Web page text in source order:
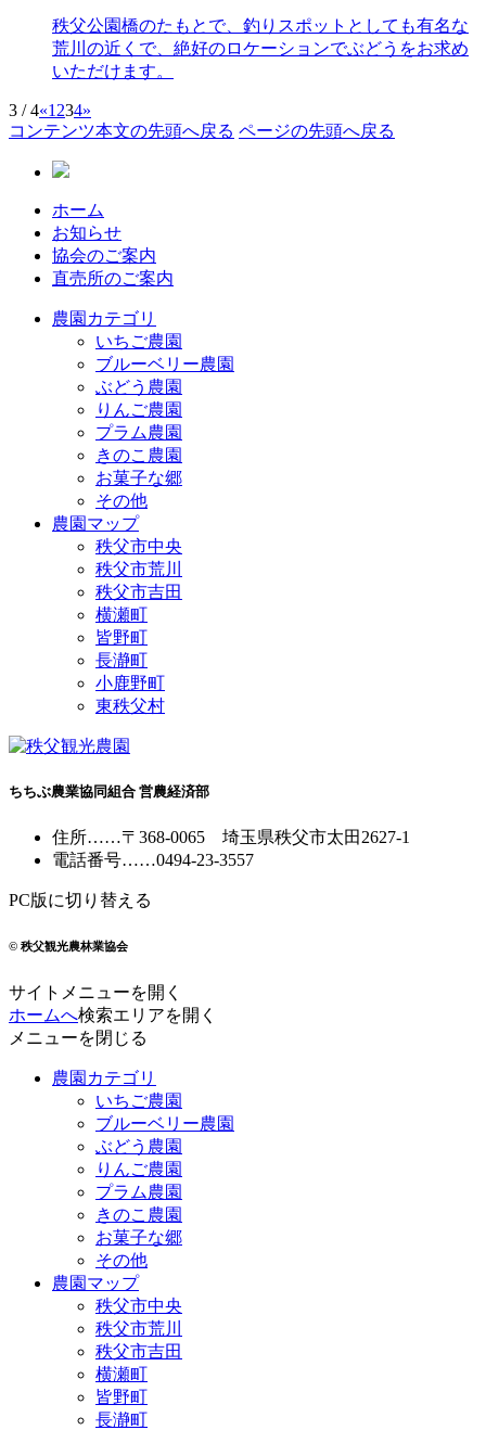
秩父公園橋のたもとで、釣りスポットとしても有名な
荒川の近くで、絶好のロケーションでぶどうをお求め
いただけます。
3 / 4«1 234»
コンテンツ本文の先頭へ戻る ページの先頭へ戻る
ホーム
お知らせ
協会のご案内
直売所のご案内
農園カテゴリ
いちご農園
ブルーベリー農園
ぶどう農園
りんご農園
プラム農園
きのこ農園
お菓子な郷
その他
農園マップ
秩父市中央
秩父市荒川
秩父市吉田
横瀬町
皆野町
長瀞町
小鹿野町
東秩父村
ちちぶ農業協同組合 営農経済部
住所……〒368-0065 埼玉県秩父市太田2627-1
電話番号……0494-23-3557
PC版に切り替える
© 秩父観光農林業協会
サイトメニューを開く
ホームへ検索エリアを開く
メニューを閉じる
農園カテゴリ
いちご農園
ブルーベリー農園
ぶどう農園
りんご農園
プラム農園
きのこ農園
お菓子な郷
その他
農園マップ
秩父市中央
秩父市荒川
秩父市吉田
横瀬町
皆野町
長瀞町